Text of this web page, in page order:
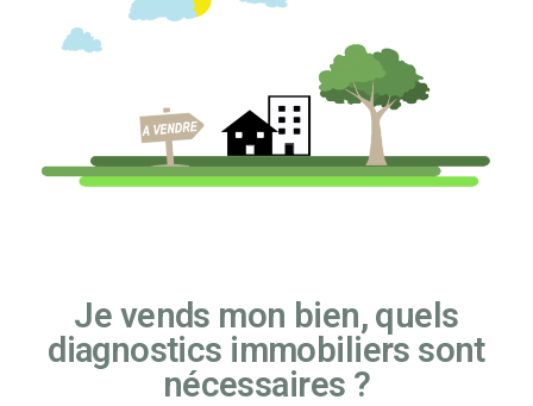
Je vends mon bien, quels
diagnostics immobiliers sont
nécessaires ?